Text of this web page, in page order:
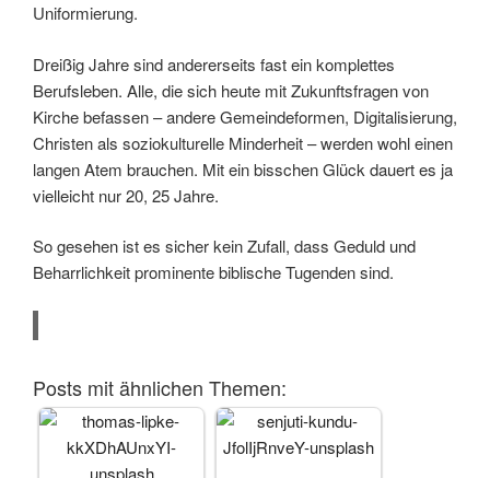
Uniformierung.
Dreißig Jahre sind andererseits fast ein komplettes
Berufsleben. Alle, die sich heute mit Zukunftsfragen von
Kirche befassen – andere Gemeindeformen, Digitalisierung,
Christen als soziokulturelle Minderheit – werden wohl einen
langen Atem brauchen. Mit ein bisschen Glück dauert es ja
vielleicht nur 20, 25 Jahre.
So gesehen ist es sicher kein Zufall, dass Geduld und
Beharrlichkeit prominente biblische Tugenden sind.
Posts mit ähnlichen Themen: